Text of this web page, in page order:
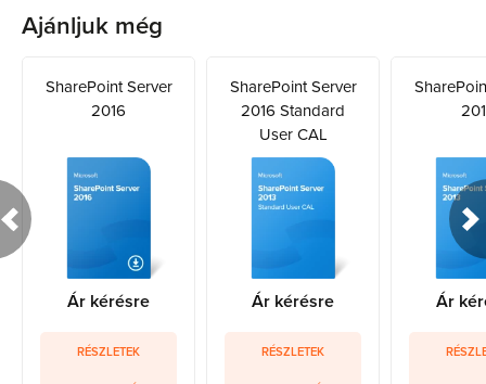
Ajánljuk még
SharePoint Server
2016
Ár kérésre
RÉSZLETEK
SharePoint Server
2016 Standard
User CAL
Ár kérésre
RÉSZLETEK
Ár